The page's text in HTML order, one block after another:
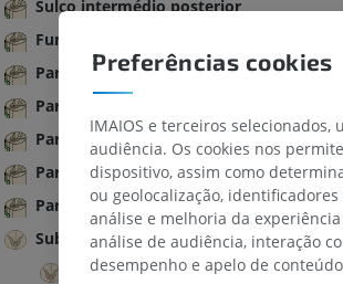
Sulco intermédio posterior
Funículos da medula espinal
Parte cervical [1- 8]
Parte torácica [1- 12]
Parte lombar [1- 5]
Parte sacral [1- 5]
Parte coccígea [1- 3]
Substância cinzenta
Corno anterior
Ilustrações
TC do tornozelo e do pé
TC
PREMIUM
Preferências cookies
IMAIOS e terceiros
audiência. Os cookies nos
dispositivo, assim como
ou geolocalização,
análise e melhoria da
análise de audiência, interação
desempenho e apelo de